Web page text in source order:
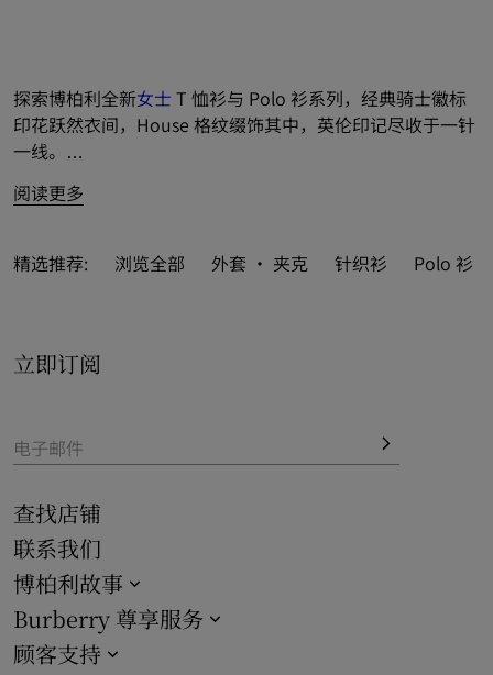
探索博柏利全新女士 T 恤衫与 Polo 衫系列，经典骑士徽标
印花跃然衣间，House 格纹缀饰其中，英伦印记尽收于一针
一线。
新季款式以平织棉织就缤纷必备款式，推出修身、经典与休
典藏元素与隽永图案，诠释恒久格调。
阅读更多
精选推荐: 浏览全部 外套 · 夹克 针织衫 Polo 衫
立即订阅
电子邮件
查找店铺
联系我们
博柏利故事
Burberry 尊享服务
顾客支持